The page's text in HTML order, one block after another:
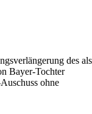
des als
Bayer-Tochter
ohne